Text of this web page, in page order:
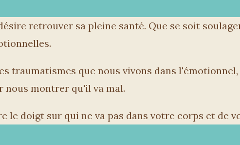
retrouver sa pleine santé. Que se soit
traumatismes que nous vivons dans
nous montrer qu'il va mal.
le doigt sur qui ne va pas dans votre corps et de